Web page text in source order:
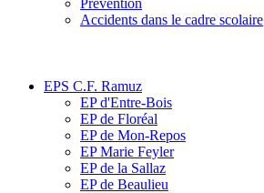
Accidents dans le cadre scolaire
EPS C.F. Ramuz
EP d'Entre-Bois
EP de Floréal
EP de Mon-Repos
EP Marie Feyler
EP de la Sallaz
EP de Beaulieu